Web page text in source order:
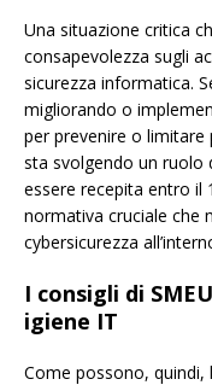
Una situazione critica
consapevolezza sugli
sicurezza informatica.
migliorando o
per prevenire o limitare
sta svolgendo un ruolo
essere recepita entro il
normativa cruciale che
cybersicurezza
I consigli di
igiene IT
Come possono, quindi,